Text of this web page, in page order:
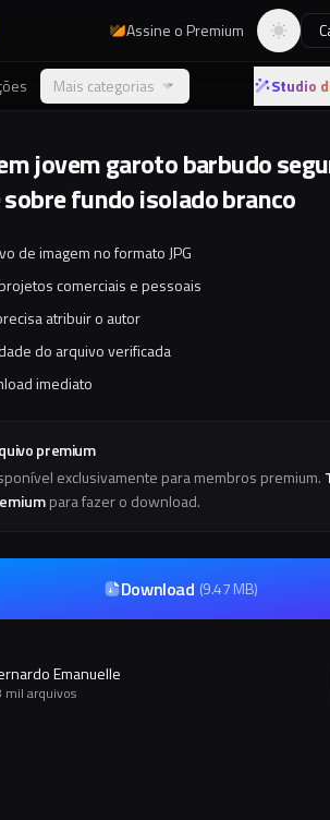
Assine o Premium
Mais categorias Studio
jovem garoto barbudo
fundo isolado branco
de imagem no formato JPG
comerciais e pessoais
atribuir o autor
do arquivo verificada
imediato
premium
exclusivamente para membros premium.
para fazer o download.
Download (9.47 MB)
Emanuelle
mil arquivos